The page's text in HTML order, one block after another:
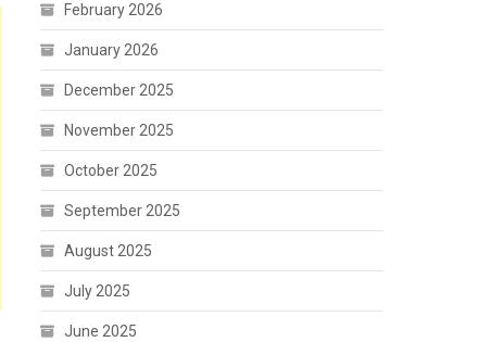
February 2026
January 2026
December 2025
November 2025
October 2025
September 2025
August 2025
July 2025
June 2025